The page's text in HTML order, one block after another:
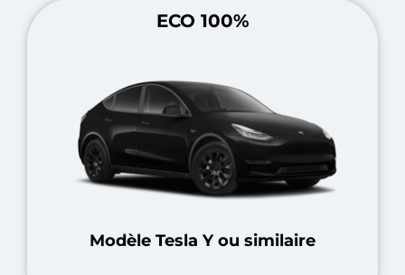
ECO 100%
Modèle Tesla Y ou similaire